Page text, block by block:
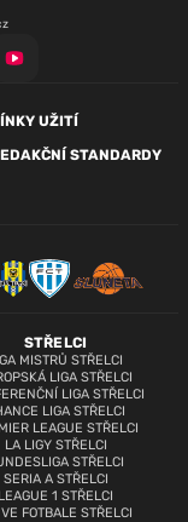
UŽITÍ
STANDARDY
STŘELCI
MISTRŮ STŘELCI
LIGA STŘELCI
LIGA STŘELCI
LIGA STŘELCI
LEAGUE STŘELCI
LA LIGY STŘELCI
STŘELCI
SERIA A STŘELCI
LEAGUE 1 STŘELCI
FOTBALE STŘELCI